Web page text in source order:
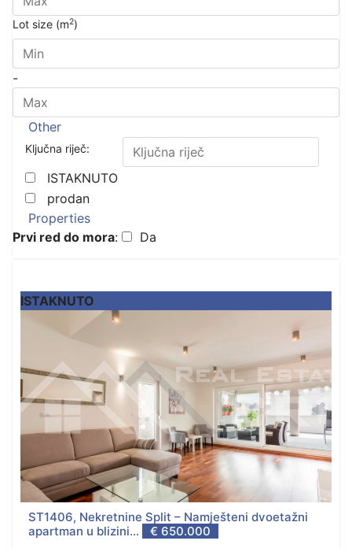
Lot size (m2)
-
Other
Ključna riječ:
ISTAKNUTO
prodan
Properties
Prvi red do mora: Da
ISTAKNUTO
ST1406, Nekretnine Split – Namješteni dvoetažni
apartman u blizini...
€ 650.000